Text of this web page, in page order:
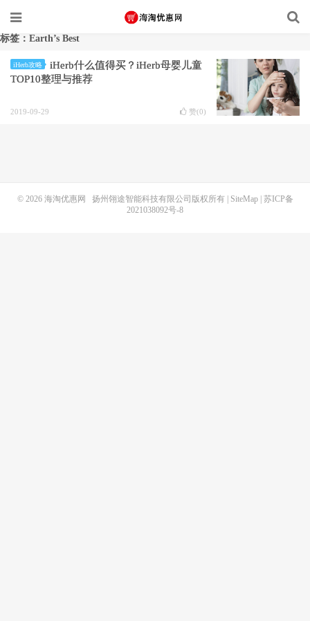
标签：Earth’s Best
iHerb攻略
iHerb什么值得买？iHerb母婴儿童
TOP10整理与推荐
2019-09-29 赞(0)
© 2026 海淘优惠网 扬州翎途智能科技有限公司版权所有 | SiteMap| 苏ICP备
2021038092号-8